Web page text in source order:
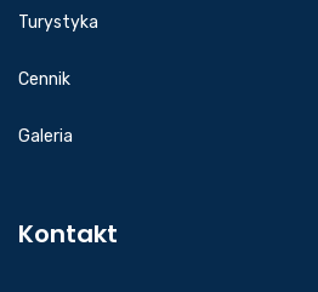
Turystyka
Cennik
Galeria
Kontakt